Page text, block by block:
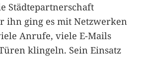
Städtepartnerschaft
ihn ging es mit Netzwerken
Anrufe, viele E-Mails
klingeln. Sein Einsatz